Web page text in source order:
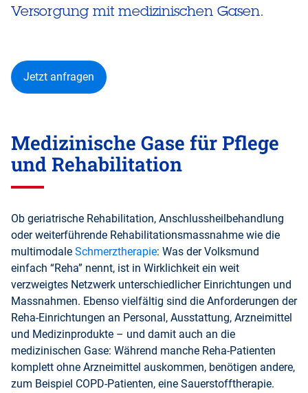
Versorgung mit medizinischen Gasen.
Jetzt anfragen
Medizinische Gase für Pflege
und Rehabilitation
Ob geriatrische Rehabilitation, Anschlussheilbehandlung
oder weiterführende Rehabilitationsmassnahme wie die
multimodale Schmerztherapie: Was der Volksmund
einfach “Reha” nennt, ist in Wirklichkeit ein weit
verzweigtes Netzwerk unterschiedlicher Einrichtungen und
Massnahmen. Ebenso vielfältig sind die Anforderungen der
Reha-Einrichtungen an Personal, Ausstattung, Arzneimittel
und Medizinprodukte – und damit auch an die
medizinischen Gase: Während manche Reha-Patienten
komplett ohne Arzneimittel auskommen, benötigen andere,
zum Beispiel COPD-Patienten, eine Sauerstofftherapie.